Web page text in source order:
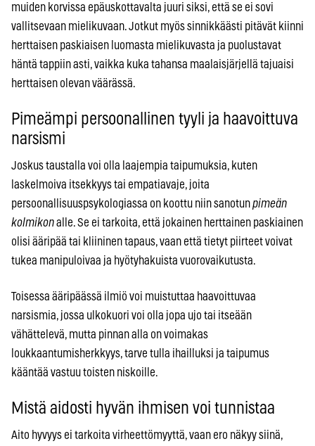
muiden korvissa epäuskottavalta juuri siksi, että se ei sovi
vallitsevaan mielikuvaan. Jotkut myös sinnikkäästi pitävät kiinni
herttaisen paskiaisen luomasta mielikuvasta ja puolustavat
häntä tappiin asti, vaikka kuka tahansa maalaisjärjellä tajuaisi
herttaisen olevan väärässä.
Pimeämpi persoonallinen tyyli ja haavoittuva
narsismi
Joskus taustalla voi olla laajempia taipumuksia, kuten
laskelmoiva itsekkyys tai empatiavaje, joita
persoonallisuuspsykologiassa on koottu niin sanotunpimeän
kolmikonalle. Se ei tarkoita, että jokainen herttainen paskiainen
olisi ääripää tai kliininen tapaus, vaan että tietyt piirteet voivat
tukea manipuloivaa ja hyötyhakuista vuorovaikutusta.
Toisessa ääripäässä ilmiö voi muistuttaa haavoittuvaa
narsismia, jossa ulkokuori voi olla jopa ujo tai itseään
vähättelevä, mutta pinnan alla on voimakas
loukkaantumisherkkyys, tarve tulla ihailluksi ja taipumus
kääntää vastuu toisten niskoille.
Mistä aidosti hyvän ihmisen voi tunnistaa
Aito hyvyys ei tarkoita virheettömyyttä, vaan ero näkyy siinä,